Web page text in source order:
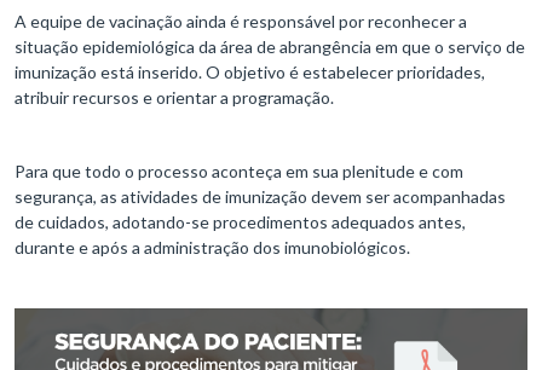
A equipe de vacinação ainda é responsável por reconhecer a
situação epidemiológica da área de abrangência em que o serviço de
imunização está inserido. O objetivo é estabelecer prioridades,
atribuir recursos e orientar a programação.
Para que todo o processo aconteça em sua plenitude e com
segurança, as atividades de imunização devem ser acompanhadas
de cuidados, adotando-se procedimentos adequados antes,
durante e após a administração dos imunobiológicos.